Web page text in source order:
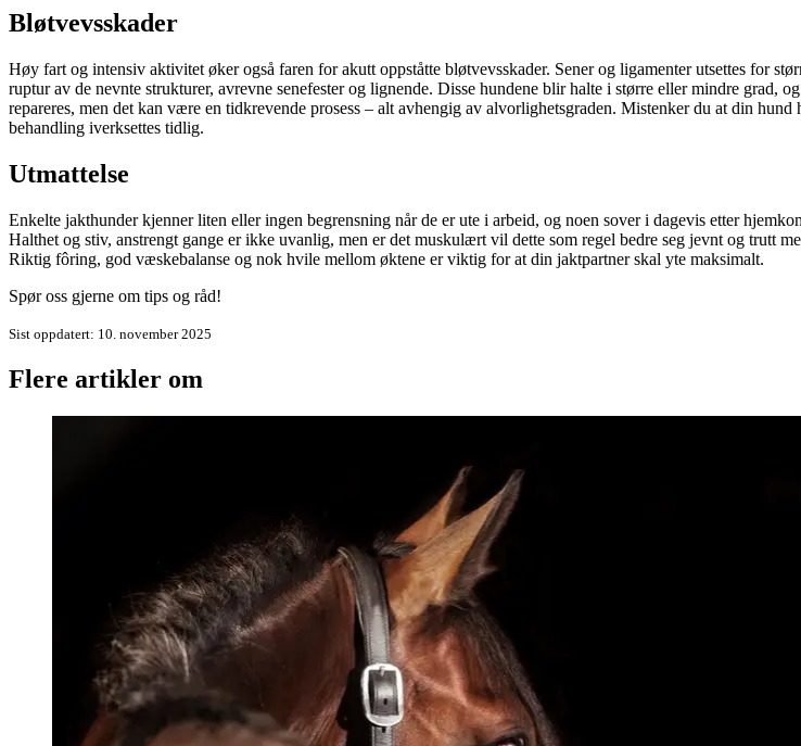
Bløtvevsskader
Høy fart og intensiv aktivitet øker også faren for akutt oppståtte bløtvevsskader. Sener og ligamenter utsettes for
ruptur av de nevnte strukturer, avrevne senefester og lignende. Disse hundene blir halte i større eller mindre grad,
repareres, men det kan være en tidkrevende prosess – alt avhengig av alvorlighetsgraden. Mistenker du at din
behandling iverksettes tidlig.
Utmattelse
Enkelte jakthunder kjenner liten eller ingen begrensning når de er ute i arbeid, og noen sover i dagevis etter
Halthet og stiv, anstrengt gange er ikke uvanlig, men er det muskulært vil dette som regel bedre seg jevnt og trutt
Riktig fôring, god væskebalanse og nok hvile mellom øktene er viktig for at din jaktpartner skal yte maksimalt.
Spør oss gjerne om tips og råd!
Sist oppdatert: 10. november 2025
Flere artikler om